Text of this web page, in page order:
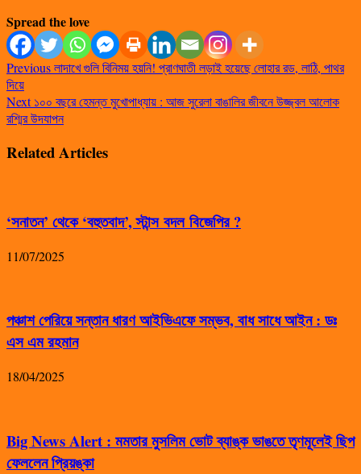
Spread the love
Previousলাদাখে গুলি বিনিময় হয়নি! প্রাণঘাতী লড়াই হয়েছে লোহার রড, লাঠি, পাথর
দিয়ে
Next১০০ বছরে হেমন্ত মুখোপাধ্যায় : আজ সুরেলা বাঙালির জীবনে উজ্জ্বল আলোক
রশ্মির উদযাপন
Related Articles
‘সনাতন’ থেকে ‘বহুতবাদ’, স্টান্স বদল বিজেপির ?
11/07/2025
পঞ্চাশ পেরিয়ে সন্তান ধারণ আইভিএফে সম্ভব, বাধ সাধে আইন : ডঃ
এস এম রহমান
18/04/2025
Big News Alert : মমতার মুসলিম ভোট ব্যাঙ্ক ভাঙতে তৃণমূলেই ছিপ
ফেললেন প্রিয়ঙ্কা